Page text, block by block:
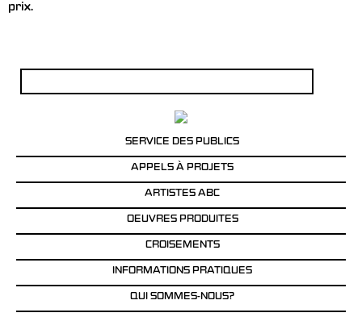
prix.
SERVICE DES PUBLICS
APPELS À PROJETS
ARTISTES ABC
OEUVRES PRODUITES
CROISEMENTS
INFORMATIONS PRATIQUES
QUI SOMMES-NOUS?